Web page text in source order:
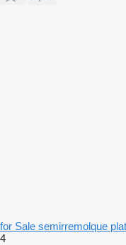
for Sale semirremolque
4